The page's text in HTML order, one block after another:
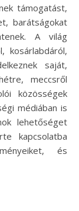
támogatást,
barátságokat
A világ
kosárlabdáról,
saját,
meccsről
közösségek
médiában is
lehetőséget
kapcsolatba
és